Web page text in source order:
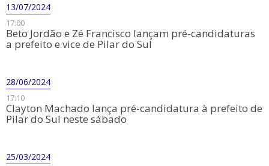
13/07/2024
17:00
Beto Jordão e Zé Francisco lançam pré-candidaturas
a prefeito e vice de Pilar do Sul
28/06/2024
17:10
Clayton Machado lança pré-candidatura à prefeito de
Pilar do Sul neste sábado
25/03/2024